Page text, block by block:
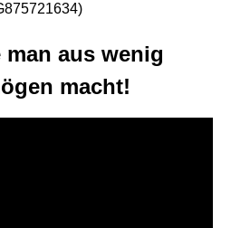
aus wenig
macht!